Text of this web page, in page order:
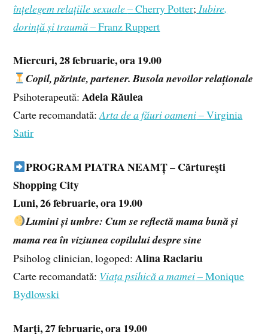
înțelegem relațiile sexuale– Cherry Potter; Iubire,
dorință și traumă– Franz Ruppert
Miercuri, 28 februarie, ora 19.00
Copil, părinte, partener. Busola nevoilor relaționale
Psihoterapeută:Adela Răulea
Carte recomandată:Arta de a făuri oameni– Virginia
Satir
PROGRAM PIATRA NEAMȚ – Cărtureşti
Shopping City
Luni, 26 februarie, ora 19.00
Lumini și umbre: Cum se reflectă mama bună și
mama rea în viziunea copilului despre sine
Psiholog clinician, logoped:Alina Raclariu
Carte recomandată: Viața psihică a mamei– Monique
Bydlowski
Marți, 27 februarie, ora 19.00